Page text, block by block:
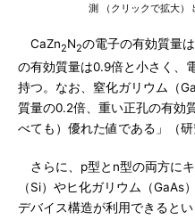
測 （クリックで拡大）
CaZn2N2の電子の有効質量
の有効質量は0.9倍と小さく、
持つ。なお、窒化ガリウム（
質量の0.2倍、重い正孔の有効
べても）優れた値である」（研
さらに、p型とn型の両方に
（Si）やヒ化ガリウム（GaAs
デバイス構造が利用できるとい